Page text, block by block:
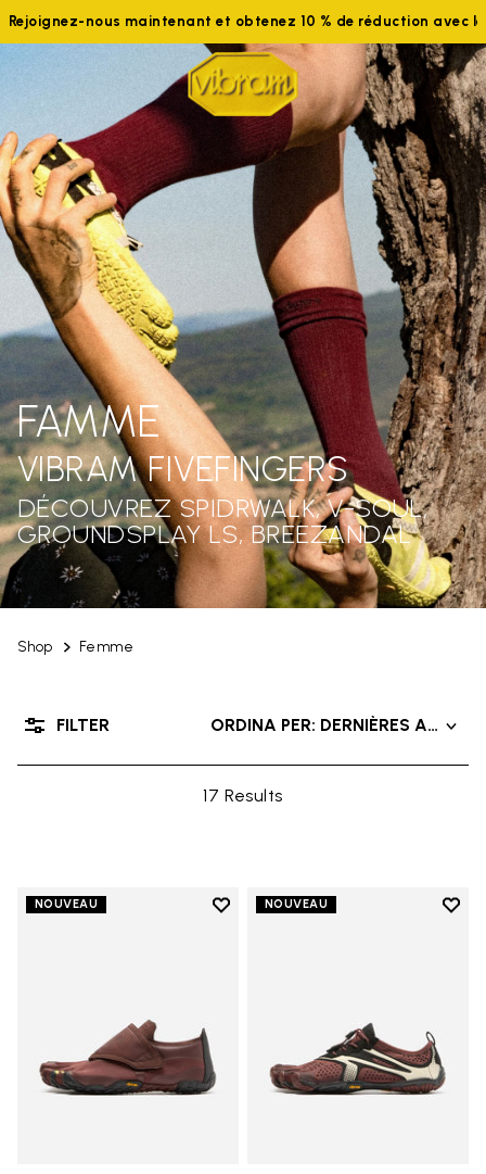
nous maintenant et obtenez 10 % de réduction avec le code
Shop Femme
FAMME
VIBRAM FIVEFINGERS
DÉCOUVREZ SPIDRWALK, V-SOUL,
GROUNDSPLAY LS, BREEZANDAL
17 Results
ORDINA PER: DERNIÈRES
FILTER
NOUVEAU
Add to wishlist
NOUVEAU
Add